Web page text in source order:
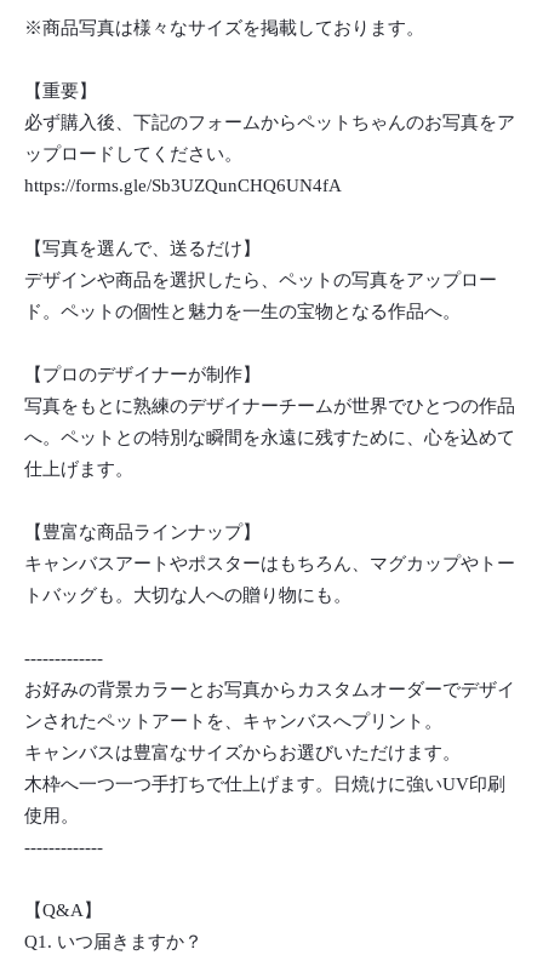
※商品写真は様々なサイズを掲載しております。
【重要】
必ず購入後、下記のフォームからペットちゃんのお写真をア
ップロードしてください。
https://forms.gle/Sb3UZQunCHQ6UN4fA
【写真を選んで、送るだけ】
デザインや商品を選択したら、ペットの写真をアップロー
ド。ペットの個性と魅力を一生の宝物となる作品へ。
【プロのデザイナーが制作】
写真をもとに熟練のデザイナーチームが世界でひとつの作品
へ。ペットとの特別な瞬間を永遠に残すために、心を込めて
仕上げます。
【豊富な商品ラインナップ】
キャンバスアートやポスターはもちろん、マグカップやトー
トバッグも。大切な人への贈り物にも。
-------------
お好みの背景カラーとお写真からカスタムオーダーでデザイ
ンされたペットアートを、キャンバスへプリント。
キャンバスは豊富なサイズからお選びいただけます。
木枠へ一つ一つ手打ちで仕上げます。日焼けに強いUV印刷
使用。
-------------
【Q&A】
Q1. いつ届きますか？